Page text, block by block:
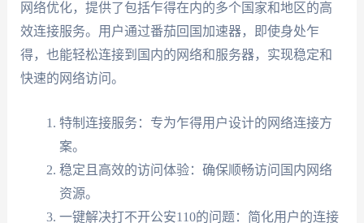
网络优化，提供了包括乍得在内的多个国家和地区的高
效连接服务。用户通过番茄回国加速器，即使身处乍
得，也能轻松连接到国内的网络和服务器，实现稳定和
快速的网络访问。
特制连接服务：专为乍得用户设计的网络连接方
案。
稳定且高效的访问体验：确保顺畅访问国内网络
资源。
一键解决打不开公安110的问题：简化用户的连接